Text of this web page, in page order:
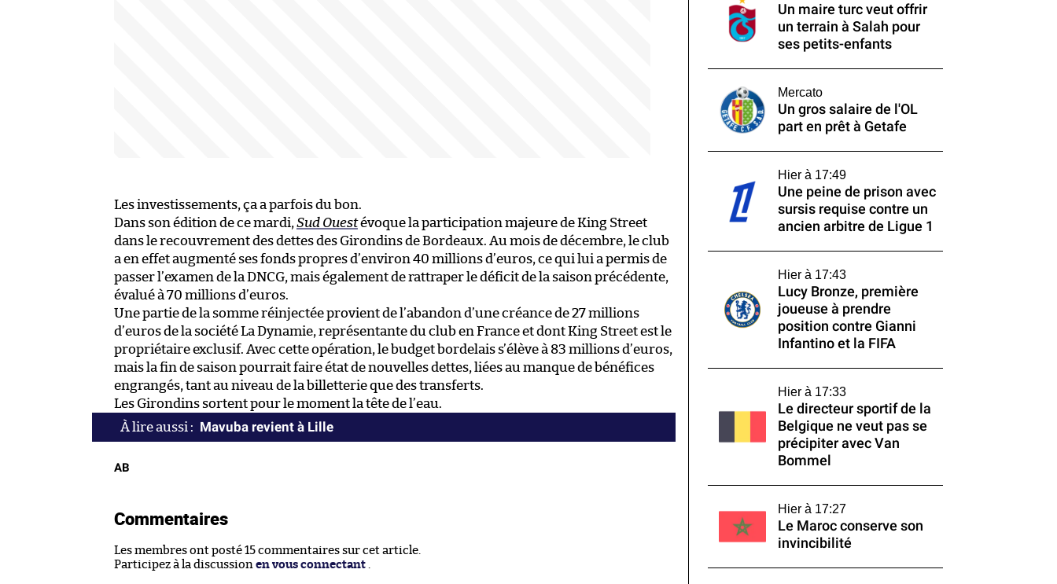
Les investissements, ça a parfois du bon.
Dans son édition de ce mardi, Sud Ouestévoque la participation majeure de King Street
dans le recouvrement des dettes des Girondins de Bordeaux. Au mois de décembre, le club
a en effet augmenté ses fonds propres d’environ 40 millions d’euros, ce qui lui a permis de
passer l’examen de la DNCG, mais également de rattraper le déficit de la saison précédente,
évalué à 70 millions d’euros.
Une partie de la somme réinjectée provient de l’abandon d’une créance de 27 millions
d’euros de la société La Dynamie, représentante du club en France et dont King Street est le
propriétaire exclusif. Avec cette opération, le budget bordelais s’élève à 83 millions d’euros,
mais la fin de saison pourrait faire état de nouvelles dettes, liées au manque de bénéfices
engrangés, tant au niveau de la billetterie que des transferts.
Les Girondins sortent pour le moment la tête de l’eau.
Mavuba revient à Lille
AB
Commentaires
Les membres ont posté 15 commentaires sur cet article.
Participez à la discussion en vous connectant .
Un maire turc veut offrir
un terrain à Salah pour
ses petits-enfants
Mercato
Un gros salaire de l'OL
part en prêt à Getafe
Hier à 17:49
Une peine de prison avec
sursis requise contre un
ancien arbitre de Ligue 1
Hier à 17:43
Lucy Bronze, première
joueuse à prendre
position contre Gianni
Infantino et la FIFA
Hier à 17:33
Le directeur sportif de la
Belgique ne veut pas se
précipiter avec Van
Bommel
Hier à 17:27
Le Maroc conserve son
invincibilité